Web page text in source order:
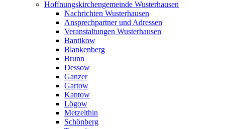
Hoffnungskirchengemeinde Wusterhausen
Nachrichten Wusterhausen
Ansprechpartner und Adressen
Veranstaltungen Wusterhausen
Bantikow
Blankenberg
Brunn
Dessow
Ganzer
Gartow
Kantow
Lögow
Metzelthin
Schönberg